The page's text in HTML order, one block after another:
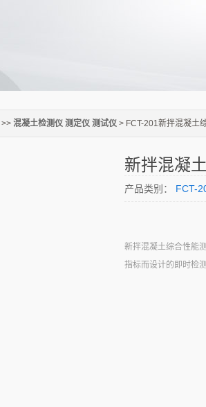
>> 混凝土检测仪 测定仪 测试仪 > FCT-201新拌混凝土
新拌混凝
产品类别： FCT-
新拌混凝土综合性能
指标而设计的即时检测